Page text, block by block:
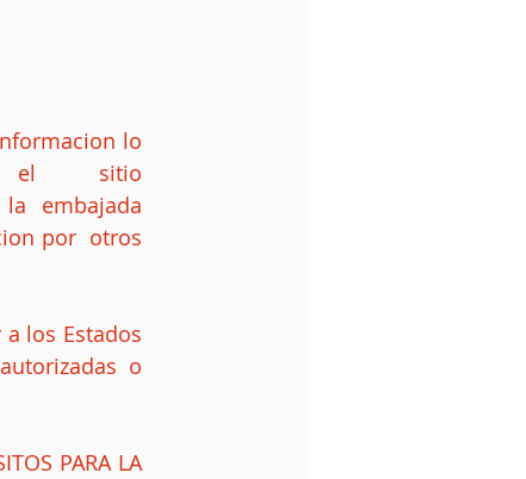
lo
el  sitio
embajada
por  otros
los Estados
o
PARA LA